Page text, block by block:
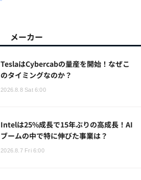
メーカー
TeslaはCybercabの量産を開始！なぜこ
のタイミングなのか？
2026.8.8 Sat 6:00
Intelは25%成長で15年ぶりの高成長！AI
ブームの中で特に伸びた事業は？
2026.8.7 Fri 6:00